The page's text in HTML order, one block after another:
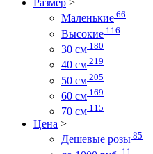
Маленькие 66
Высокие 116
30 см 180
40 см 219
50 см 205
60 см 169
70 см 115
Цена >
Дешевые розы 85
11